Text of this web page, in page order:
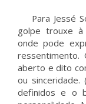
Para Jessé
golpe trouxe à
onde pode
ressentimento.
aberto e dito
ou
definidos e o